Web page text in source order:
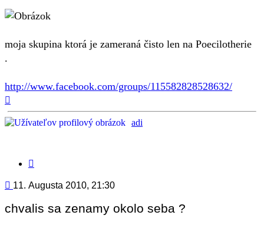
moja skupina ktorá je zameraná čisto len na Poecilotherie
.
http://www.facebook.com/groups/115582828528632/
adi
Príspevok
11. Augusta 2010, 21:30
chvalis sa zenamy okolo seba ?